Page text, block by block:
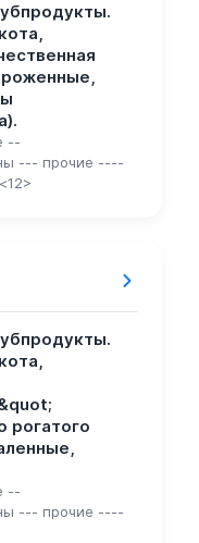
--
--- прочие ----
рогатого
--
--- прочие ----